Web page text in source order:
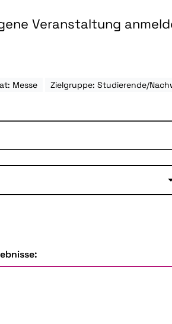
Veranstaltung
Messe Zielgruppe: Studierende/